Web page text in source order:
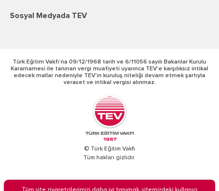
Sosyal Medyada TEV
Türk Eğitim Vakfı’na 09/12/1968 tarih ve 6/11056 sayılı Bakanlar Kurulu
Kararnamesi ile tanınan vergi muafiyeti uyarınca TEV’e karşılıksız intikal
edecek mallar nedeniyle TEV’in kuruluş niteliği devam etmek şartıyla
veraset ve intikal vergisi alınmaz.
© Türk Eğitim Vakfı
Tüm hakları gizlidir.
BİZİ ARAYIN